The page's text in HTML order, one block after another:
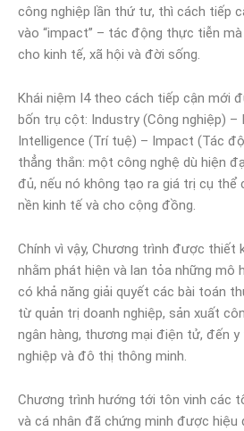
công nghiệp lần thứ tư, thì cách tiếp
vào “impact” – tác động thực tiễn
cho kinh tế, xã hội và đời sống.
Khái niệm I4 theo cách tiếp cận mới
bốn trụ cột: Industry (Công nghiệp)
Intelligence (Trí tuệ) – Impact (Tác
thẳng thắn: một công nghệ dù hiện
đủ, nếu nó không tạo ra giá trị cụ thể
nền kinh tế và cho cộng đồng.
Chính vì vậy, Chương trình được thiết
nhằm phát hiện và lan tỏa những mô
có khả năng giải quyết các bài toán
từ quản trị doanh nghiệp, sản xuất
ngân hàng, thương mại điện tử, đến y
nghiệp và đô thị thông minh.
Chương trình hướng tới tôn vinh các
và cá nhân đã chứng minh được hiệu